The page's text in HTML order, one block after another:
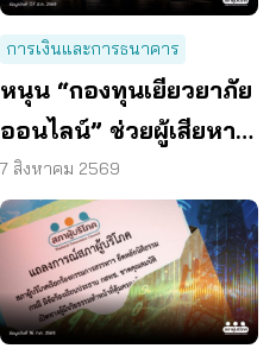
การเงินและการธนาคาร
หนุน “กองทุนเยียวยาภัย
ออนไลน์” ช่วยผู้เสียหาย
ตั้งหลักได้ รวดเร็ว ทัน
ท่วงที
7 สิงหาคม 2569